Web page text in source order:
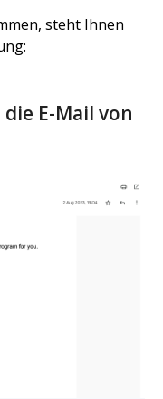
steht Ihnen
E-Mail von